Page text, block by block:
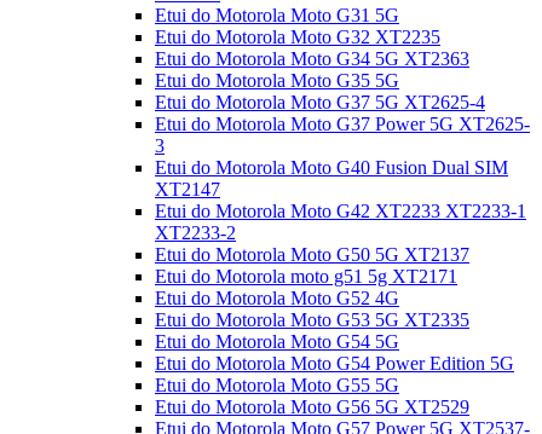
Etui do Motorola Moto G31 5G
Etui do Motorola Moto G32 XT2235
Etui do Motorola Moto G34 5G XT2363
Etui do Motorola Moto G35 5G
Etui do Motorola Moto G37 5G XT2625-4
Etui do Motorola Moto G37 Power 5G XT2625-
3
Etui do Motorola Moto G40 Fusion Dual SIM
XT2147
Etui do Motorola Moto G42 XT2233 XT2233-1
XT2233-2
Etui do Motorola Moto G50 5G XT2137
Etui do Motorola moto g51 5g XT2171
Etui do Motorola Moto G52 4G
Etui do Motorola Moto G53 5G XT2335
Etui do Motorola Moto G54 5G
Etui do Motorola Moto G54 Power Edition 5G
Etui do Motorola Moto G55 5G
Etui do Motorola Moto G56 5G XT2529
Etui do Motorola Moto G57 Power 5G XT2537-